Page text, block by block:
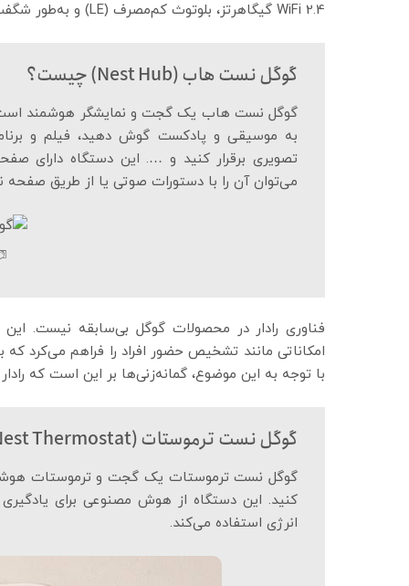
WiFi 2.4 گیگاهرتز، بلوتوث کم‌مصرف (LE) و به‌طور شگفت‌انگیزی، رادار 60 گیگاهرتز سازگار است.
گوگل نست هاب (Nest Hub) چیست؟
گوگل نست هاب یک گجت و نمایشگر هوشمند است
به موسیقی و پادکست گوش دهید، فیلم و
تصویری برقرار کنید و …. این دستگاه دارای
می‌توان آن را با دستورات صوتی یا از طریق صفحه
امکاناتی مانند تشخیص حضور افراد را فراهم می‌کرد
با توجه به این موضوع، گمانه‌زنی‌ها ‌بر این است که
گوگل نست ترموستات (Nest Thermostat) چیست؟
گوگل نست ترموستات یک گجت و ترموستات
کنید. این دستگاه از هوش مصنوعی برای
انرژی استفاده می‌کند.